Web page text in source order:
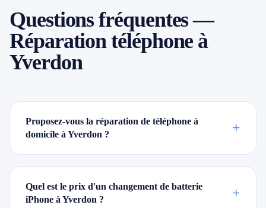
Questions fréquentes —
Réparation téléphone à
Yverdon
Proposez-vous la réparation de téléphone à
domicile à Yverdon ?
+
Quel est le prix d'un changement de batterie
iPhone à Yverdon ?
+